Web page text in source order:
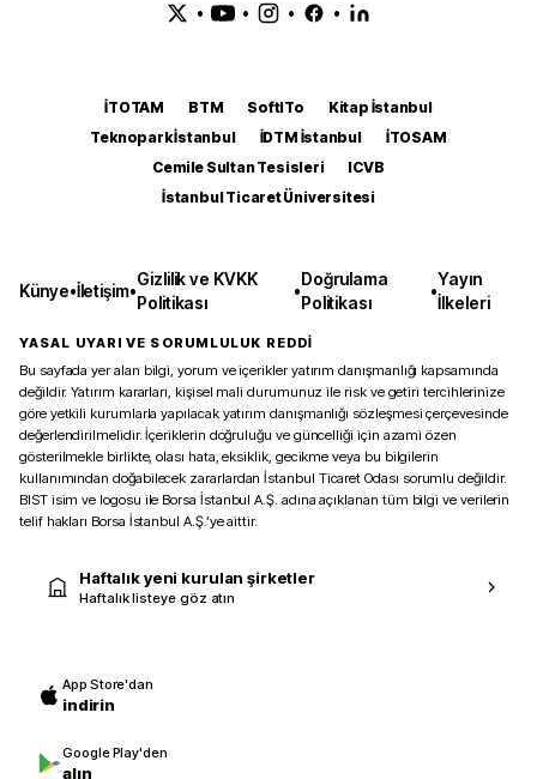
• • • •
İTOTAM BTM SoftITo
Kitap İstanbul
Teknopark İstanbul
İDTM İstanbul
İTOSAM
Cemile Sultan Tesisleri
ICVB
İstanbul Ticaret Üniversitesi
Künye•İletişim•
Gizlilik ve KVKK
Politikası
•
Doğrulama
Politikası
•
Yayın
İlkeleri
YASAL UYARI VE SORUMLULUK REDDİ
Bu sayfada yer alan bilgi, yorum ve içerikler yatırım danışmanlığı kapsamında
değildir. Yatırım kararları, kişisel mali durumunuz ile risk ve getiri tercihlerinize
göre yetkili kurumlarla yapılacak yatırım danışmanlığı sözleşmesi çerçevesinde
değerlendirilmelidir. İçeriklerin doğruluğu ve güncelliği için azami özen
gösterilmekle birlikte, olası hata, eksiklik, gecikme veya bu bilgilerin
kullanımından doğabilecek zararlardan İstanbul Ticaret Odası sorumlu değildir.
BIST isim ve logosu ile Borsa İstanbul A.Ş. adına açıklanan tüm bilgi ve verilerin
telif hakları Borsa İstanbul A.Ş.’ye aittir.
Haftalık yeni kurulan şirketler
Haftalık listeye göz atın
App Store'dan
indirin
Google Play'den
alın